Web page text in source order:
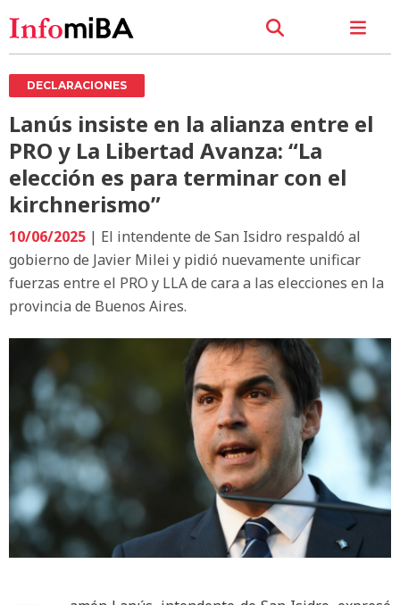
DECLARACIONES
Lanús insiste en la alianza entre el
PRO y La Libertad Avanza: “La
elección es para terminar con el
kirchnerismo”
10/06/2025 | El intendente de San Isidro respaldó al
gobierno de Javier Milei y pidió nuevamente unificar
fuerzas entre el PRO y LLA de cara a las elecciones en la
provincia de Buenos Aires.